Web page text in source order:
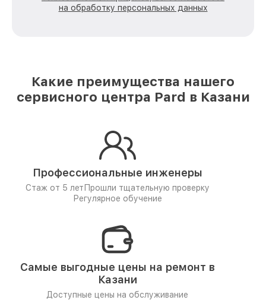
на обработку персональных данных
Какие преимущества нашего
сервисного центра Pard в Казани
Профессиональные инженеры
Стаж от 5 лет Прошли тщательную проверку
Регулярное обучение
Самые выгодные цены на ремонт в
Казани
Доступные цены на обслуживание